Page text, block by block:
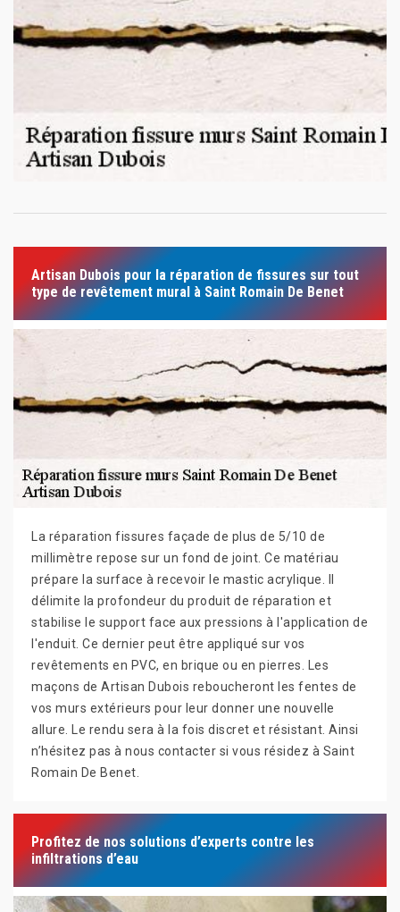
Artisan Dubois pour la réparation de fissures sur tout
type de revêtement mural à Saint Romain De Benet
La réparation fissures façade de plus de 5/10 de
millimètre repose sur un fond de joint. Ce matériau
prépare la surface à recevoir le mastic acrylique. Il
délimite la profondeur du produit de réparation et
stabilise le support face aux pressions à l'application de
l'enduit. Ce dernier peut être appliqué sur vos
revêtements en PVC, en brique ou en pierres. Les
maçons de Artisan Dubois reboucheront les fentes de
vos murs extérieurs pour leur donner une nouvelle
allure. Le rendu sera à la fois discret et résistant. Ainsi
n’hésitez pas à nous contacter si vous résidez à Saint
Romain De Benet.
Profitez de nos solutions d’experts contre les
infiltrations d’eau